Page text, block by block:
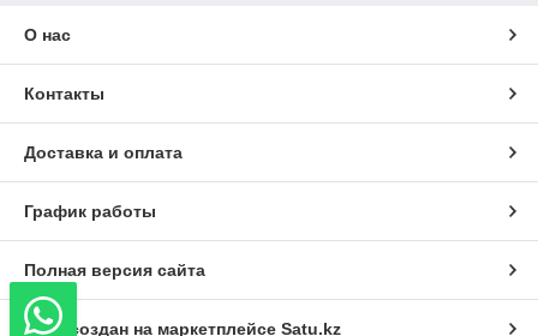
О нас
Контакты
Доставка и оплата
График работы
Полная версия сайта
Сайт создан на маркетплейсе Satu.kz